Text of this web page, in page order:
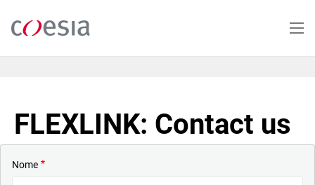
contenuto
FLEXLINK: Contact us
Nome